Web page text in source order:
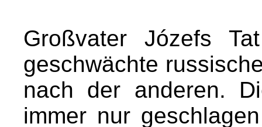
Großvater Józefs
geschwächte
nach der anderen.
immer nur